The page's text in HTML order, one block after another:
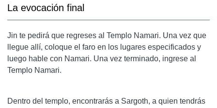
La evocación final
Jin te pedirá que regreses al Templo Namari. Una vez que
llegue allí, coloque el faro en los lugares especificados y
luego hable con Namari. Una vez terminado, ingrese al
Templo Namari.
Dentro del templo, encontrarás a Sargoth, a quien tendrás